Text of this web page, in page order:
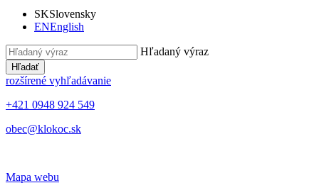
SKSlovensky
ENEnglish
Hľadaný výraz
Hľadať
rozšírené vyhľadávanie
+421 0948 924 549
obec@klokoc.sk
Mapa webu